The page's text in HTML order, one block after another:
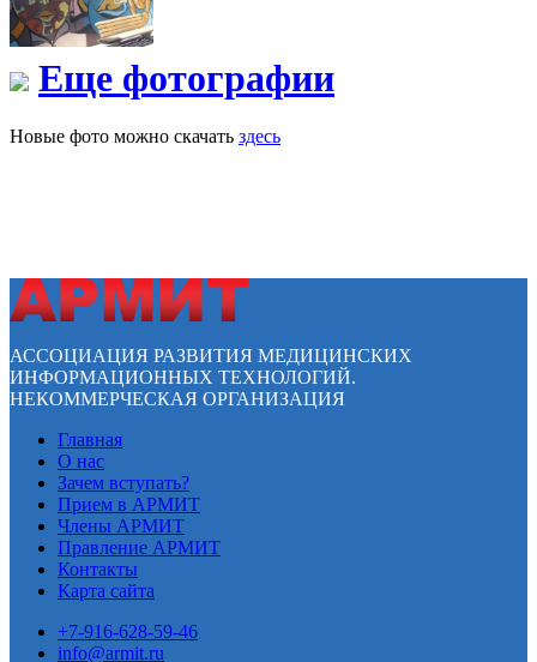
Еще фотографии
Новые фото можно скачать здесь
АССОЦИАЦИЯ РАЗВИТИЯ МЕДИЦИНСКИХ
ИНФОРМАЦИОННЫХ ТЕХНОЛОГИЙ.
НЕКОММЕРЧЕСКАЯ ОРГАНИЗАЦИЯ
Главная
О нас
Зачем вступать?
Прием в АРМИТ
Члены АРМИТ
Правление АРМИТ
Контакты
Карта сайта
+7-916-628-59-46
info@armit.ru